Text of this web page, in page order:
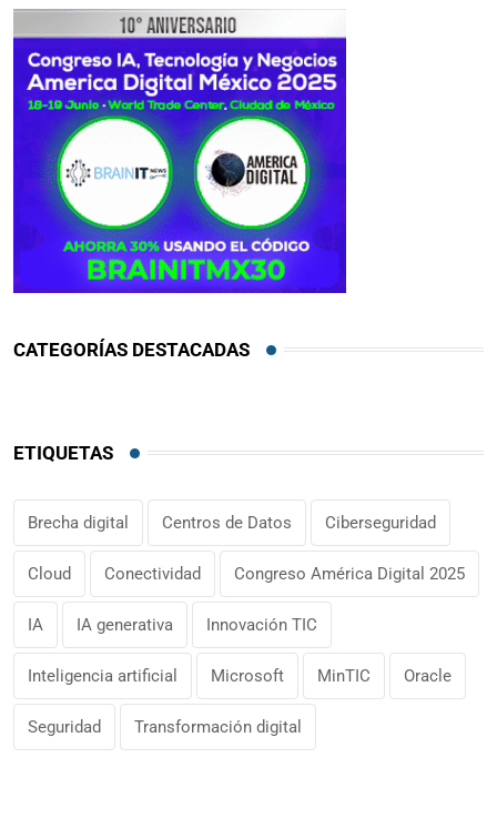
CATEGORÍAS DESTACADAS
ETIQUETAS
Brecha digital Centros de Datos Ciberseguridad
Cloud Conectividad Congreso América Digital 2025
IA IA generativa Innovación TIC
Inteligencia artificial Microsoft MinTIC Oracle
Seguridad Transformación digital